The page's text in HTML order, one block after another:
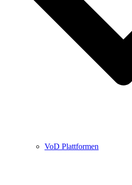
VoD Plattformen